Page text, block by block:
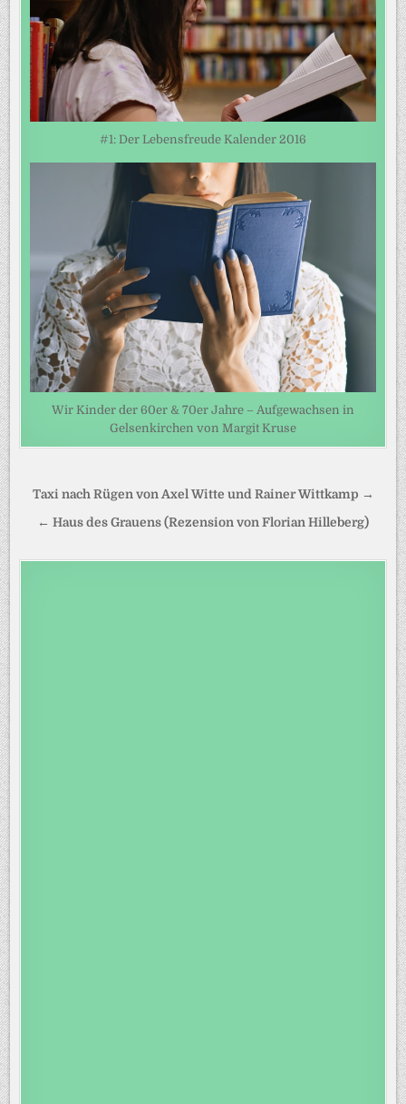
#1: Der Lebensfreude Kalender 2016
Wir Kinder der 60er & 70er Jahre – Aufgewachsen in
Gelsenkirchen von Margit Kruse
Beitragsnavigation
Taxi nach Rügen von Axel Witte und Rainer Wittkamp →
← Haus des Grauens (Rezension von Florian Hilleberg)